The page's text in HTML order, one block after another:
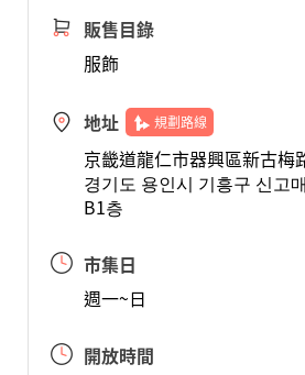
販售目錄
服飾
地址 規劃路線
京畿道龍仁市器興區新古梅
경기도 용인시 기흥구 신고
B1층
市集日
週一~日
開放時間